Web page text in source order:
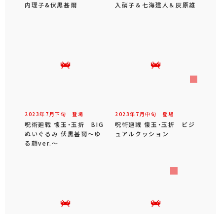
内理子&伏黒甚爾 入硝子＆七海建人＆灰原雄
2023年 7 月下旬 登場
呪術廻戦 懐玉・玉折 BIG
ぬいぐるみ 伏黒甚爾～ゆ
る顔ver.～
2023年 7 月中旬 登場
呪術廻戦 懐玉・玉折 ビジ
ュアルクッション